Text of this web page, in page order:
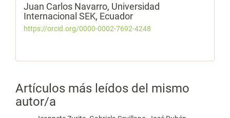
Juan Carlos Navarro, Universidad
Internacional SEK, Ecuador
https://orcid.org/0000-0002-7692-4248
Artículos más leídos del mismo
autor/a